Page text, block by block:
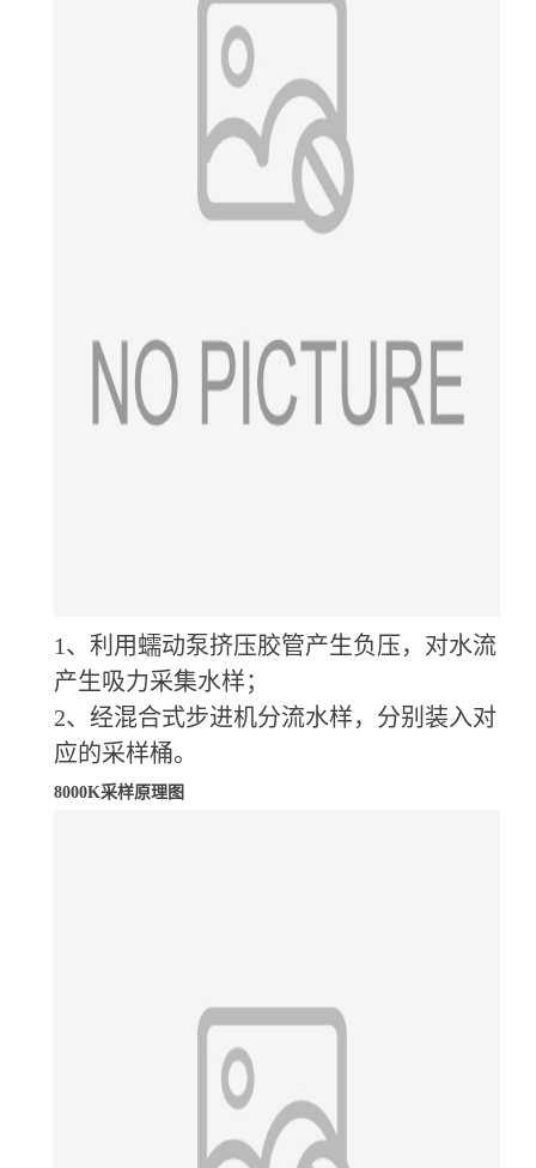
1、利用蠕动泵挤压胶管产生负压，对水流
产生吸力采集水样；
2、经混合式步进机分流水样，分别装入对
应的采样桶。
8000K采样原理图